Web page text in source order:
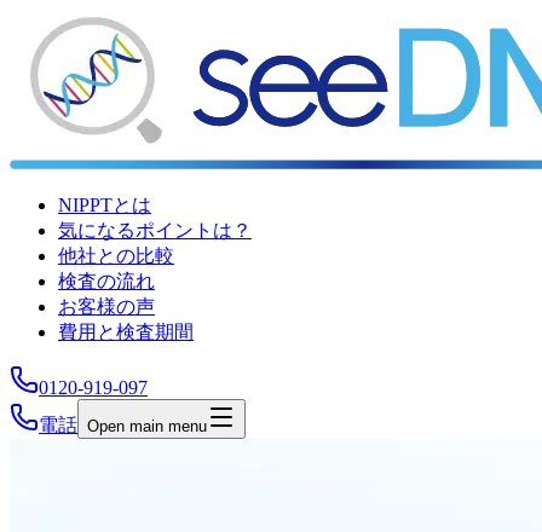
NIPPTとは
気になるポイントは？
他社との比較
検査の流れ
お客様の声
費用と検査期間
0120-919-097
電話 Open main menu